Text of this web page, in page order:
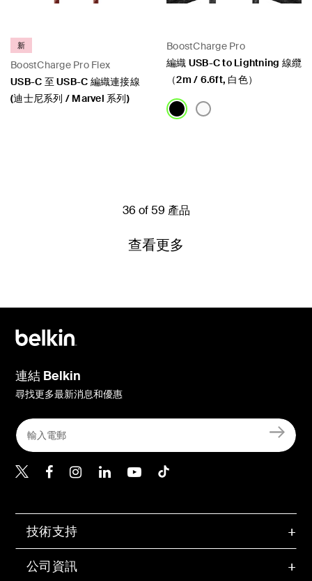
BoostCharge Pro Flex
新
USB-C 至 USB-C 編織連接線
(迪士尼系列 / Marvel 系列)
BoostCharge Pro
編織 USB-C to Lightning 線纜
（2m / 6.6ft, 白色）
36 of 59 產品
查看更多
技術支持
公司資訊
連結 Belkin
尋找更多最新消息和優惠
Belkin Twitter
Belkin Hong Kong
Belkin Instagram
Belkin Hong Kong
Belkin Youtube
Belkin TikTok